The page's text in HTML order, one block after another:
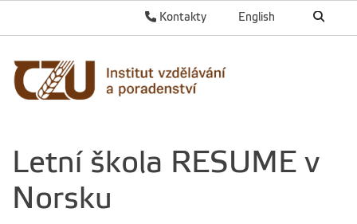
English
Kontakty
Letní škola RESUME v
Norsku